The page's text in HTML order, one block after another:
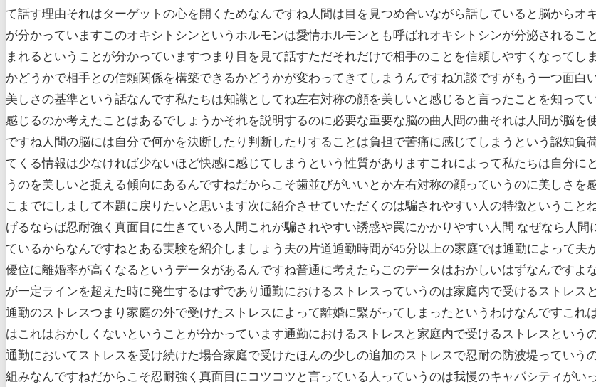
て話す理由それはターゲットの心を開くためなんですね人間は目を見つめ合いながら話していると脳からオ
が分かっていますこのオキシトシンというホルモンは愛情ホルモンとも呼ばれオキシトシンが分泌されるこ
まれるということが分かっていますつまり目を見て話すただそれだけで相手のことを信頼しやすくなって
かどうかで相手との信頼関係を構築できるかどうかが変わってきてしまうんですね冗談ですがもう一つ面白
美しさの基準という話なんです私たちは知識としてね左右対称の顔を美しいと感じると言ったことを知って
感じるのか考えたことはあるでしょうかそれを説明するのに必要な重要な脳の曲人間の曲それは人間が脳を
ですね人間の脳には自分で何かを決断したり判断したりすることは負担で苦痛に感じてしまうという認知負
てくる情報は少なければ少ないほど快感に感じてしまうという性質がありますこれによって私たちは自分に
うのを美しいと捉える傾向にあるんですねだからこそ歯並びがいいとか左右対称の顔っていうのに美しさを
こまでにしまして本題に戻りたいと思います次に紹介させていただくのは騙されやすい人の特徴ということ
げるならば忍耐強く真面目に生きている人間これが騙されやすい誘惑や罠にかかりやすい人間 なぜなら人
ているからなんですねとある実験を紹介しましょう夫の片道通勤時間が45分以上の家庭では通勤によって夫
優位に離婚率が高くなるというデータがあるんですね普通に考えたらこのデータはおかしいはずなんですよ
が一定ラインを超えた時に発生するはずであり通勤におけるストレスっていうのは家庭内で受けるストレス
通勤のストレスつまり家庭の外で受けたストレスによって離婚に繋がってしまったというわけなんですこれ
はこれはおかしくないということが分かっています通勤におけるストレスと家庭内で受けるストレスという
通勤においてストレスを受け続けた場合家庭で受けたほんの少しの追加のストレスで忍耐の防波堤っていう
組みなんですねだからこそ忍耐強く真面目にコツコツと言っている人っていうのは我慢のキャパシティがい